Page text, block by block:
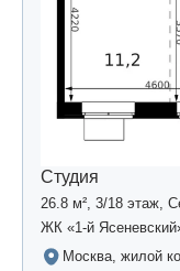
Студия
26.8 м², 3/18 этаж,
ЖК «1-й
Москва, жилой